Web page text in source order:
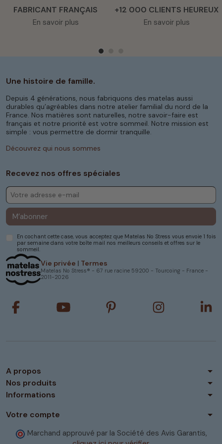
FABRICANT FRANÇAIS
En savoir plus
+12 000 CLIENTS HEUREUX
En savoir plus
Vie privée | Termes
Matelas No Stress® - 67 rue racine 59200 - Tourcoing - France -
2011-2026
Une histoire de famille.
Depuis 4 générations, nous fabriquons des matelas aussi
durables qu’agréables dans notre atelier familial du nord de la
France. Nos matières sont naturelles, notre savoir-faire est
français et notre priorité est votre sommeil. Notre mission est
simple : vous permettre de dormir tranquille.
Découvrez qui nous sommes
Recevez nos offres spéciales
M’abonner
En cochant cette case, vous acceptez que Matelas No Stress vous envoie 1 fois
par semaine dans votre boîte mail nos meilleurs conseils et offres sur le
sommeil.
A propos arrow_drop_down
Nos produits arrow_drop_down
Informations arrow_drop_down
Votre compte arrow_drop_down
Marchand approuvé par la Société des Avis Garantis,